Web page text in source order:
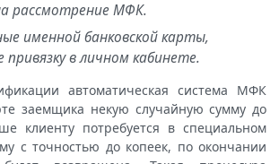
рассмотрение МФК.
именной банковской карты,
в личном кабинете.
автоматическая система МФК
заемщика некую случайную сумму до
клиенту потребуется в специальном
с точностью до копеек, по окончании